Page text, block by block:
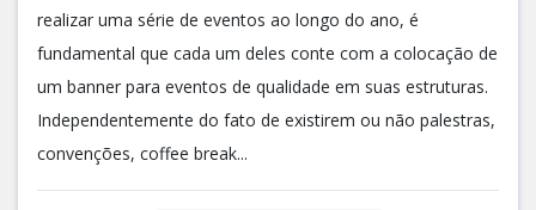
realizar uma série de eventos ao longo do ano, é
fundamental que cada um deles conte com a colocação de
um banner para eventos de qualidade em suas estruturas.
Independentemente do fato de existirem ou não palestras,
convenções, coffee break...